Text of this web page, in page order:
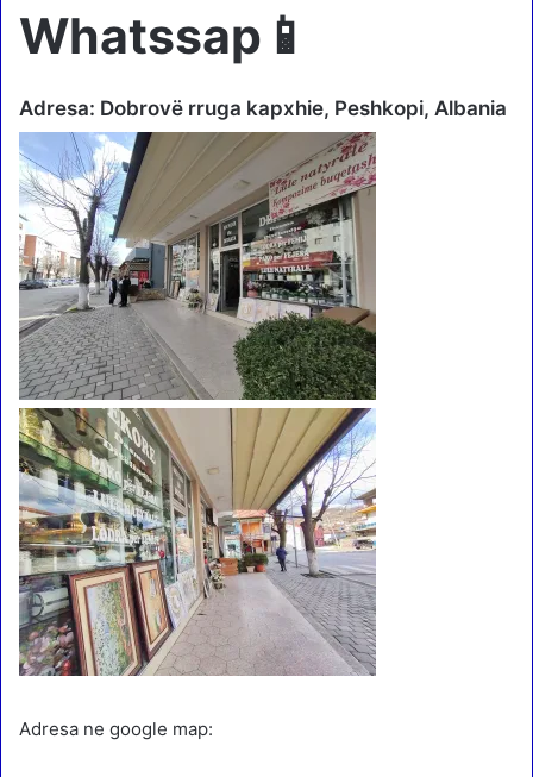
Whatssap📱
Adresa: Dobrovë rruga kapxhie, Peshkopi, Albania
Adresa ne google map: